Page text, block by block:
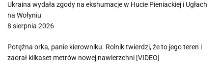
Ukraina wydała zgody na ekshumacje w Hucie Pieniackiej i Ugłach
na Wołyniu
8 sierpnia 2026
Potężna orka, panie kierowniku. Rolnik twierdzi, że to jego teren i
zaorał kilkaset metrów nowej nawierzchni [VIDEO]